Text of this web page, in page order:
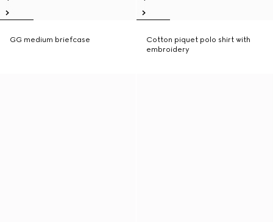
GG medium briefcase
Cotton piquet polo shirt with
embroidery